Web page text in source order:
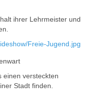
ihrer Lehrmeister und
Freie-Jugend.jpg
einen versteckten
Stadt finden.